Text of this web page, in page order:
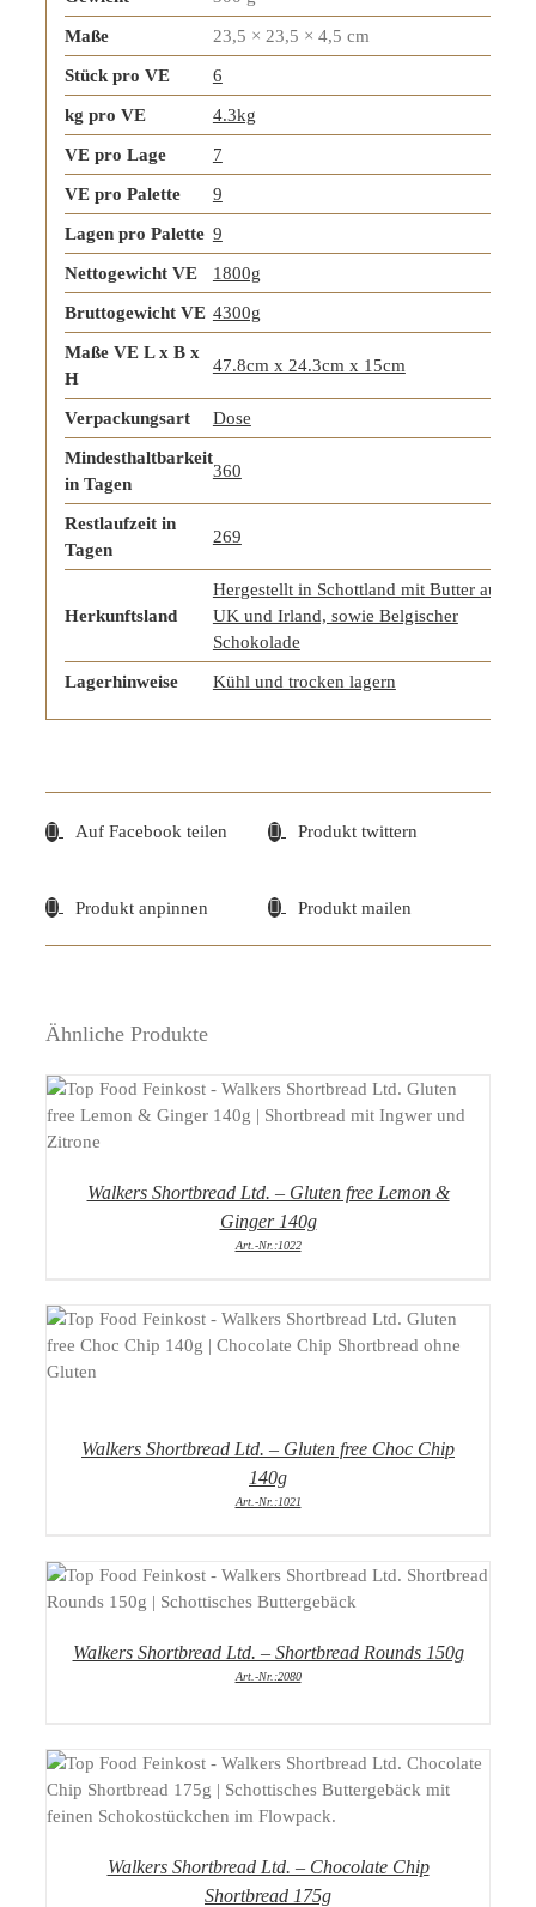
Maße 23,5 × 23,5 × 4,5 cm
Stück pro VE 6
kg pro VE 4.3kg
VE pro Lage 7
VE pro Palette 9
Lagen pro Palette 9
Nettogewicht VE 1800g
Bruttogewicht VE 4300g
Maße VE L x B x
H
47.8cm x 24.3cm x 15cm
Verpackungsart Dose
Mindesthaltbarkeit
in Tagen
360
Restlaufzeit in
Tagen
269
Herkunftsland
Hergestellt in Schottland mit Butter aus
UK und Irland, sowie Belgischer
Schokolade
Lagerhinweise Kühl und trocken lagern
Auf Facebook teilen Produkt twittern
Produkt anpinnen Produkt mailen
Ähnliche Produkte
DETAILS
Walkers Shortbread Ltd. – Gluten free Lemon &
Ginger 140g
Art.-Nr.:1022
Walkers Shortbread Ltd. – Gluten free Choc Chip
140g
Art.-Nr.:1021
DETAILS
Walkers Shortbread Ltd. – Shortbread Rounds 150g
Art.-Nr.:2080
DETAILS
Walkers Shortbread Ltd. – Chocolate Chip
Shortbread 175g